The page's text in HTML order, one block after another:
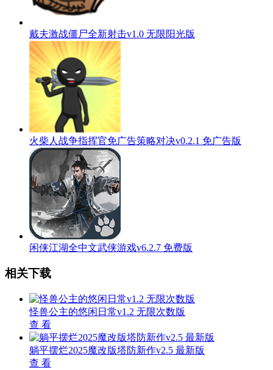
戴夫激战僵尸全新射击v1.0 无限阳光版
火柴人战争指挥官免广告策略对决v0.2.1 免广告版
闲侠江湖全中文武侠游戏v6.2.7 免费版
相关下载
怪兽公主的悠闲日常v1.2 无限次数版
查 看
躺平摆烂2025魔改版塔防新作v2.5 最新版
查 看